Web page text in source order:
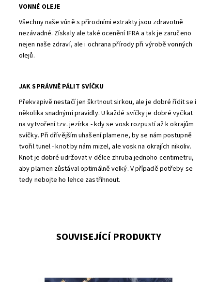
VONNÉ OLEJE
Všechny naše vůně s přírodními extrakty jsou zdravotně
nezávadné. Získaly ale také ocenění IFRA a tak je zaručeno
nejen naše zdraví, ale i ochrana přírody při výrobě vonných
olejů.
JAK SPRÁVNĚ PÁLIT SVÍČKU
Překvapivě nestačí jen škrtnout sirkou, ale je dobré řídit se i
několika snadnými pravidly. U každé svíčky je dobré vyčkat
na vytvoření tzv. jezírka - kdy se vosk rozpustí až k okrajům
svíčky. Při dřívějším uhašení plamene, by se nám postupně
tvořil tunel - knot by nám mizel, ale vosk na okrajích nikoliv.
Knot je dobré udržovat v délce zhruba jednoho centimetru,
aby plamen zůstával optimálně velký. V případě potřeby se
tedy nebojte ho lehce zastřihnout.
SOUVISEJÍCÍ PRODUKTY